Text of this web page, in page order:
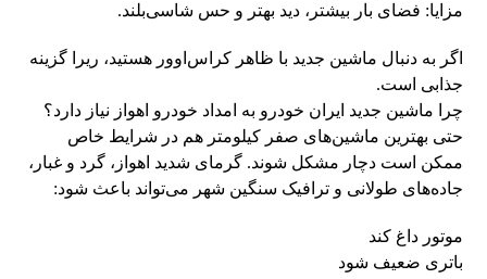
مزایا: فضای بار بیشتر، دید بهتر و حس شاسی‌بلند.
اگر به دنبال ماشین جدید با ظاهر کراس‌اوور هستید، ریرا گزینه
جذابی است.
چرا ماشین جدید ایران خودرو به امداد خودرو اهواز نیاز دارد؟
حتی بهترین ماشین‌های صفر کیلومتر هم در شرایط خاص
ممکن است دچار مشکل شوند. گرمای شدید اهواز، گرد و غبار،
جاده‌های طولانی و ترافیک سنگین شهر می‌تواند باعث شود:
موتور داغ کند
باتری ضعیف شود